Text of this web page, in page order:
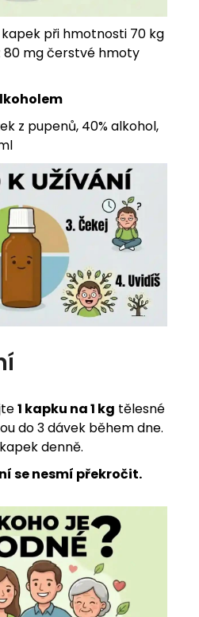
při hmotnosti 70 kg
mg čerstvé hmoty
z pupenů, 40% alkohol,
1 kapku na 1 kg tělesné
do 3 dávek během dne.
denně.
se nesmí překročit.